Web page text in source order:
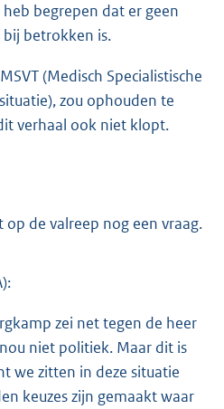
begrepen dat er geen
bij betrokken is.
(Medisch Specialistische
zou ophouden te
verhaal ook niet klopt.
de valreep nog een vraag.
zei net tegen de heer
niet politiek. Maar dit is
we zitten in deze situatie
keuzes zijn gemaakt waar